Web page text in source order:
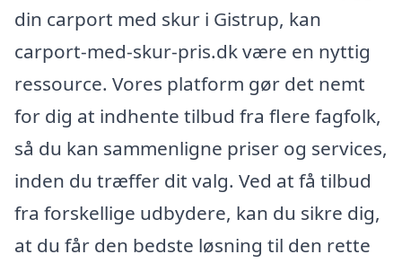
din carport med skur i Gistrup, kan
carport-med-skur-pris.dk være en nyttig
ressource. Vores platform gør det nemt
for dig at indhente tilbud fra flere fagfolk,
så du kan sammenligne priser og services,
inden du træffer dit valg. Ved at få tilbud
fra forskellige udbydere, kan du sikre dig,
at du får den bedste løsning til den rette